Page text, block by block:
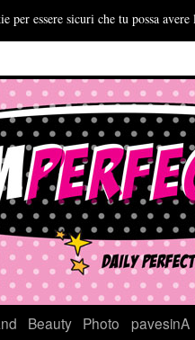
Beauty Photo
pavesinA
per essere sicuri che tu possa